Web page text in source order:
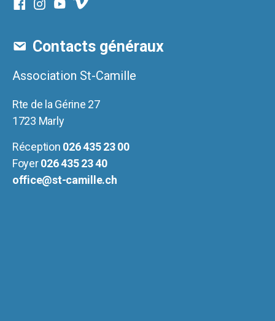
Contacts généraux
Association St-Camille
Rte de la Gérine 27
1723 Marly
Réception 026 435 23 00
Foyer026 435 23 40
office@st-camille.ch